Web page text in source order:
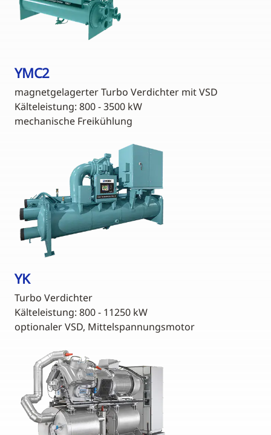
YMC2
magnetgelagerter Turbo Verdichter mit VSD
Kälteleistung: 800 - 3500 kW
mechanische Freikühlung
YK
Turbo Verdichter
Kälteleistung: 800 - 11250 kW
optionaler VSD, Mittelspannungsmotor